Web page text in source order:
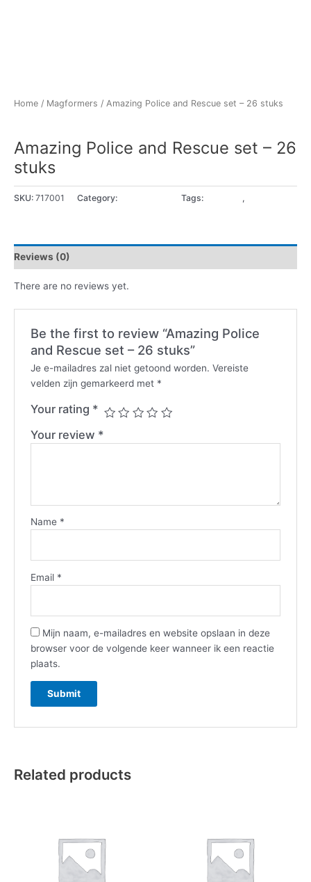
Home / Magformers / Amazing Police and Rescue set – 26 stuks
Amazing Police and Rescue set – 26
stuks
SKU: 717001 Category: Tags: ,
Reviews (0)
There are no reviews yet.
Be the first to review “Amazing Police
and Rescue set – 26 stuks”
Je e-mailadres zal niet getoond worden. Vereiste
velden zijn gemarkeerd met *
Your rating *
Your review *
Name *
Email *
Mijn naam, e-mailadres en website opslaan in deze
browser voor de volgende keer wanneer ik een reactie
plaats.
Related products